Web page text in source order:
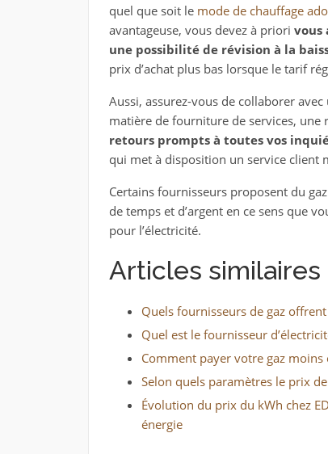
quel que soit le mode de chauffage
avantageuse, vous devez à priori vous
une possibilité de révision à la
prix d’achat plus bas lorsque le tarif
Aussi, assurez-vous de collaborer
matière de fourniture de services, une
retours prompts à toutes vos
qui met à disposition un service client
Certains fournisseurs proposent du
de temps et d’argent en ce sens que
pour l’électricité.
Articles similaires
Quels fournisseurs de gaz
Quel est le fournisseur
Comment payer votre gaz moins
Selon quels paramètres le prix
Évolution du prix du kWh chez
énergie